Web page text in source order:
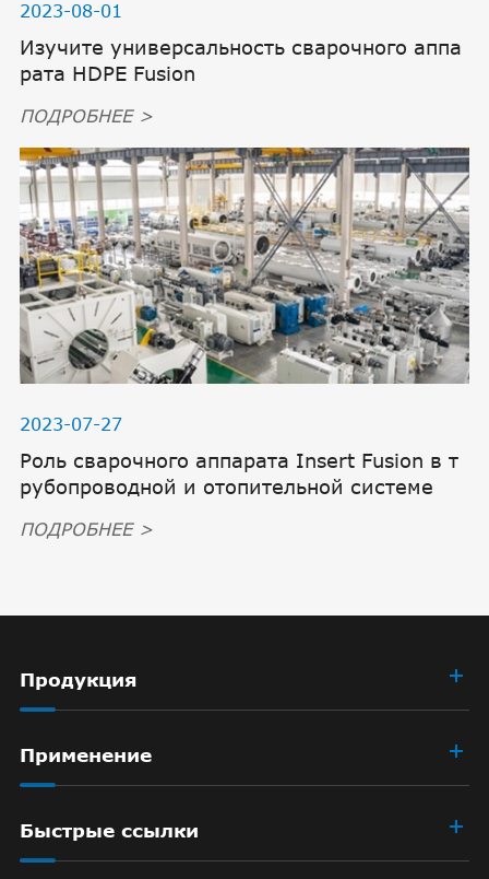
2023-08-01
Изучите универсальность сварочного аппа
рата HDPE Fusion
ПОДРОБНЕЕ >
2023-07-27
Роль сварочного аппарата Insert Fusion в т
рубопроводной и отопительной системе
ПОДРОБНЕЕ >
Продукция
Применение
Быстрые ссылки